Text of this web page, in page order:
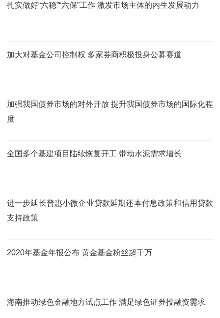
扎实做好“六稳”“六保”工作 激发市场主体的内生发展动力
加大对基金公司控制权 多家券商积极投身公募赛道
加强我国债券市场的对外开放 提升我国债券市场的国际化程
度
全国多个基建项目陆续恢复开工 带动水泥需求增长
进一步延长普惠小微企业贷款延期还本付息政策和信用贷款
支持政策
2020年基金年报公布 黄金基金粉丝超千万
海南推动绿色金融地方试点工作 满足绿色证券投融资需求